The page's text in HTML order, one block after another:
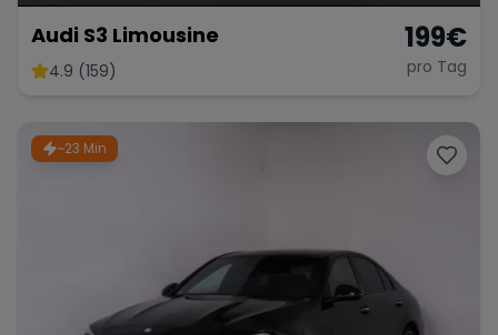
Audi S3 Limousine
4.9 (159)
199€
pro Tag
~23 Min